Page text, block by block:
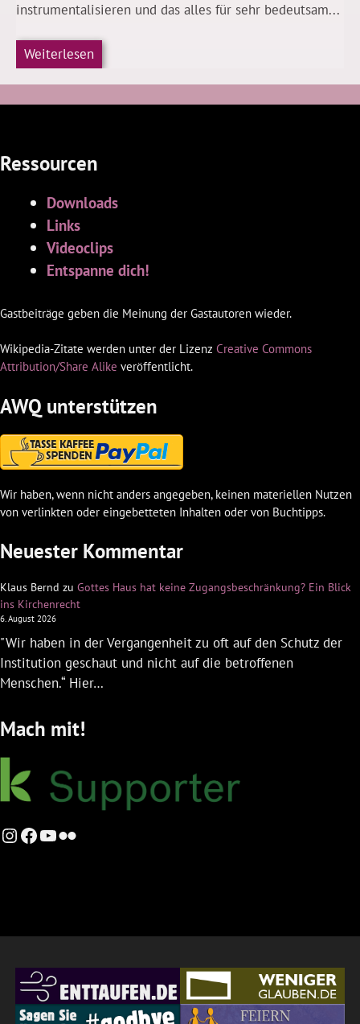
instrumentalisieren und das alles für sehr bedeutsam...
Weiterlesen
Ressourcen
Downloads
Links
Videoclips
Entspanne dich!
Gastbeiträge geben die Meinung der Gastautoren wieder.
Wikipedia-Zitate werden unter der Lizenz Creative Commons
Attribution/Share Alike veröffentlicht.
AWQ unterstützen
Wir haben, wenn nicht anders angegeben, keinen materiellen Nutzen
von verlinkten oder eingebetteten Inhalten oder von Buchtipps.
Neuester Kommentar
Klaus Bernd zu Gottes Haus hat keine Zugangsbeschränkung? Ein Blick
ins Kirchenrecht
6. August 2026
"Wir haben in der Vergangenheit zu oft auf den Schutz der
Institution geschaut und nicht auf die betroffenen
Menschen.“ Hier…
Mach mit!
Instagram
Facebook
YouTube
Flickr